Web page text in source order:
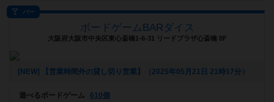
バー
ボードゲームBARダイス
大阪府大阪市中央区東心斎橋1-6-31 リードプラザ心斎橋 8F
[NEW] 【営業時間外の貸し切り営業】（2025年05月21日 21時17分）
遊べるボードゲーム
610個